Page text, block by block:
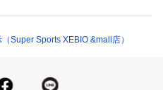
り計測を行っておりますた
Super Sports XEBIO &mall店）